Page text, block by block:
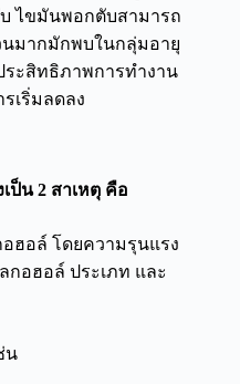
ไขมันพอกตับสามารถ
นมากมักพบในกลุ่มอายุ
ระสิทธิภาพการทำงาน
เริ่มลดลง
ป็น 2 สาเหตุ คือ
ฮอล์ โดยความรุนแรง
อฮอล์ ประเภท และ
น